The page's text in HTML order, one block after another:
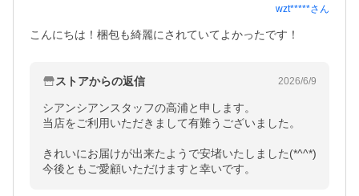
wzt*****さん
こんにちは！梱包も綺麗にされていてよかったです！
ストアからの返信 2026/6/9
シアンシアンスタッフの高浦と申します。
当店をご利用いただきまして有難うございました。
きれいにお届けが出来たようで安堵いたしました(*^^*)
今後ともご愛顧いただけますと幸いです。